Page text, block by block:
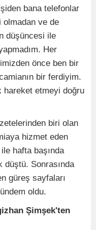
bana telefonlar
ve de
düşüncesi ile
Her
önce ben bir
bir ferdiyim.
hareket etmeyi doğru
biri olan
hizmet eden
hafta başında
düştü. Sonrasında
güreş sayfaları
oldu.
Şimşek'ten